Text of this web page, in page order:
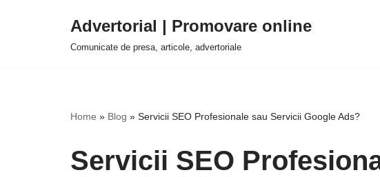
Advertorial | Promovare online
Comunicate de presa, articole, advertoriale
Home » Blog » Servicii SEO Profesionale sau Servicii Google Ads?
Servicii SEO